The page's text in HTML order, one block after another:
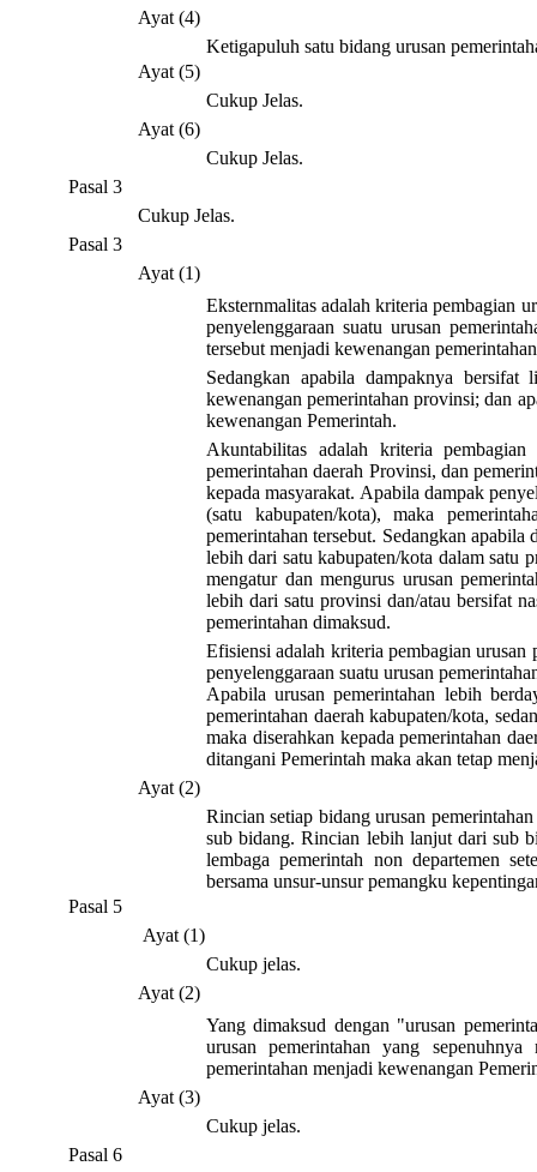
Ayat (4)
Ketigapuluh satu bidang urusan
Ayat (5)
Cukup Jelas.
Ayat (6)
Cukup Jelas.
Pasal 3
Cukup Jelas.
Pasal 3
Ayat (1)
Eksternmalitas adalah kriteria pembagian
penyelenggaraan suatu urusan
tersebut menjadi kewenangan
Sedangkan apabila dampaknya bersifat
kewenangan pemerintahan provinsi; dan
kewenangan Pemerintah.
Akuntabilitas adalah kriteria pembagian
pemerintahan daerah Provinsi, dan
kepada masyarakat. Apabila dampak
(satu kabupaten/kota), maka
pemerintahan tersebut. Sedangkan
lebih dari satu kabupaten/kota dalam satu
mengatur dan mengurus urusan
lebih dari satu provinsi dan/atau bersifat
pemerintahan dimaksud.
Efisiensi adalah kriteria pembagian
penyelenggaraan suatu urusan
Apabila urusan pemerintahan lebih
pemerintahan daerah kabupaten/kota,
maka diserahkan kepada pemerintahan
ditangani Pemerintah maka akan tetap
Ayat (2)
Rincian setiap bidang urusan
sub bidang. Rincian lebih lanjut dari sub
lembaga pemerintah non departemen
bersama unsur-unsur pemangku
Pasal 5
Ayat (1)
Cukup jelas.
Ayat (2)
Yang dimaksud dengan "urusan
urusan pemerintahan yang
pemerintahan menjadi kewenangan
Ayat (3)
Cukup jelas.
Pasal 6